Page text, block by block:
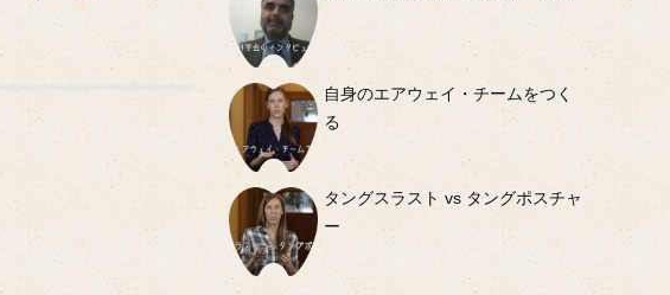
自身のエアウェイ・チームをつく
る
タングスラスト vs タングポスチャ
ー